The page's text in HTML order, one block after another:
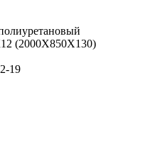
(2000Х850Х130)
19